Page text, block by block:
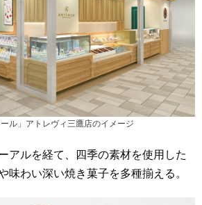
ール」アトレヴィ三鷹店のイメージ
アルを経て、四季の素材を使用した
味わい深い焼き菓子を多種揃える。